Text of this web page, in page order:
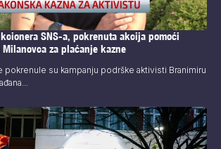
SNS-a, pokrenuta akcija pomoći
za plaćanje kazne
pokrenule su kampanju podrške aktivisti Branimiru